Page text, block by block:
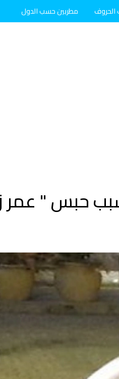
مطربين حسب الدول